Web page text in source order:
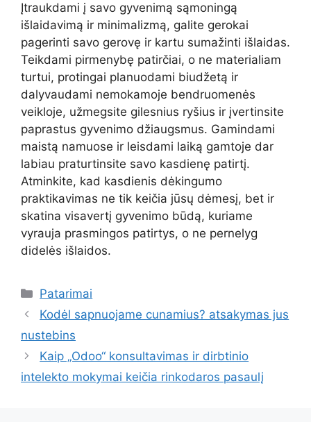
Įtraukdami į savo gyvenimą sąmoningą
išlaidavimą ir minimalizmą, galite gerokai
pagerinti savo gerovę ir kartu sumažinti išlaidas.
Teikdami pirmenybę patirčiai, o ne materialiam
turtui, protingai planuodami biudžetą ir
dalyvaudami nemokamoje bendruomenės
veikloje, užmegsite gilesnius ryšius ir įvertinsite
paprastus gyvenimo džiaugsmus. Gamindami
maistą namuose ir leisdami laiką gamtoje dar
labiau praturtinsite savo kasdienę patirtį.
Atminkite, kad kasdienis dėkingumo
praktikavimas ne tik keičia jūsų dėmesį, bet ir
skatina visavertį gyvenimo būdą, kuriame
vyrauja prasmingos patirtys, o ne pernelyg
didelės išlaidos.
Kategorijos
Patarimai
Kodėl sapnuojame cunamius? atsakymas jus
nustebins
Kaip „Odoo“ konsultavimas ir dirbtinio
intelekto mokymai keičia rinkodaros pasaulį